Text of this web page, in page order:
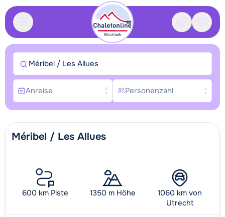
Kontakt
Méribel / Les Allues
600 km Piste 1350 m Höhe
1060 km von
Utrecht
Méribel / Les Allues
Anreise Personenzahl